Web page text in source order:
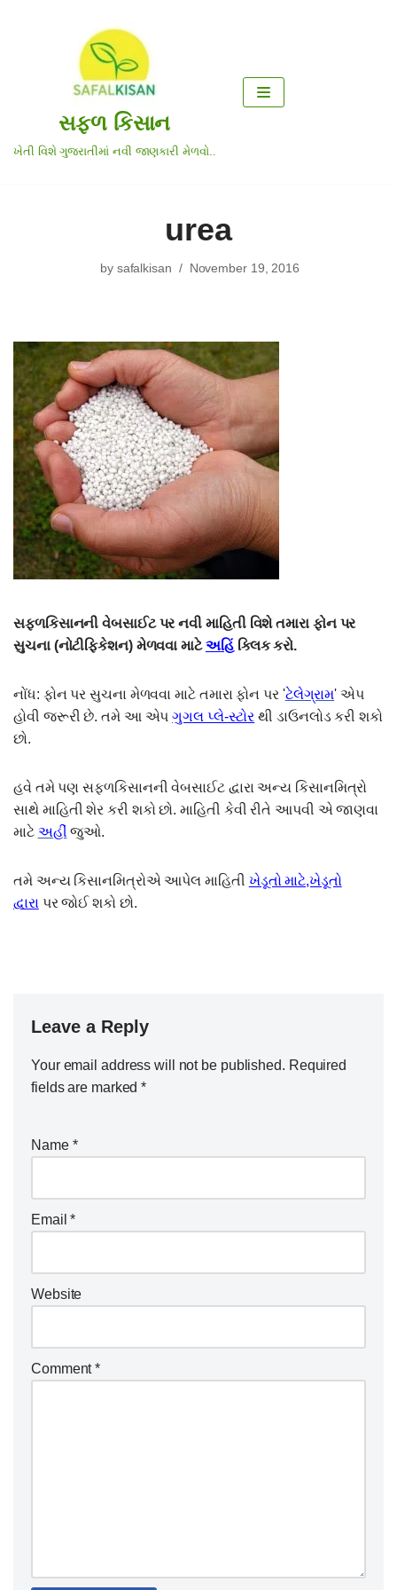
સફળ કિસાન
ખેતી વિશે ગુજરાતીમાં નવી જાણકારી મેળવો..
urea
by safalkisan November 19, 2016
સફ્ળકિસાનની વેબસાઈટ પર નવી માહિતી વિશે તમારા ફોન પર
સુચના (નોટીફિકેશન) મેળવવા માટેઅહિંક્લિક કરો.
નોંધ: ફોન પર સુચના મેળવવા માટે તમારા ફોન પર 'ટેલેગ્રામ' એપ
હોવી જરૂરી છે. તમે આ એપગુગલ પ્લે-સ્ટોર થી ડાઉનલોડ કરી શકો
છો.
હવે તમે પણ સફળકિસાનની વેબસાઈટ દ્વારા અન્ય કિસાનમિત્રો
સાથે માહિતી શેર કરી શકો છો. માહિતી કેવી રીતે આપવી એ જાણવા
માટે અહીં જુઓ.
તમે અન્ય કિસાનમિત્રોએ આપેલ માહિતી ખેડૂતો માટે,ખેડૂતો
દ્વારાપર જોઈ શકો છો.
Leave a Reply
Your email address will not be published. Required
fields are marked*
Name *
Email*
Website
Comment*